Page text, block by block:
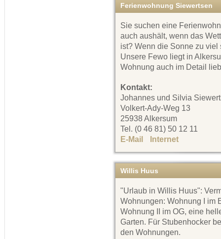
Ferienwohnung Siewertsen
Sie suchen eine
auch aushält, wenn das
ist? Wenn die Sonne zu
Unsere Fewo liegt in
Wohnung auch im Detail
Kontakt:
Johannes und Silvia
Volkert-Ady-Weg 13
25938 Alkersum
Tel. (0 46 81) 50 12 11
E-Mail
Internet
Willis Huus
"Urlaub in Willis Huus":
Wohnungen: Wohnung I im
Wohnung II im OG, eine
Garten. Für Stubenhocker
den Wohnungen.